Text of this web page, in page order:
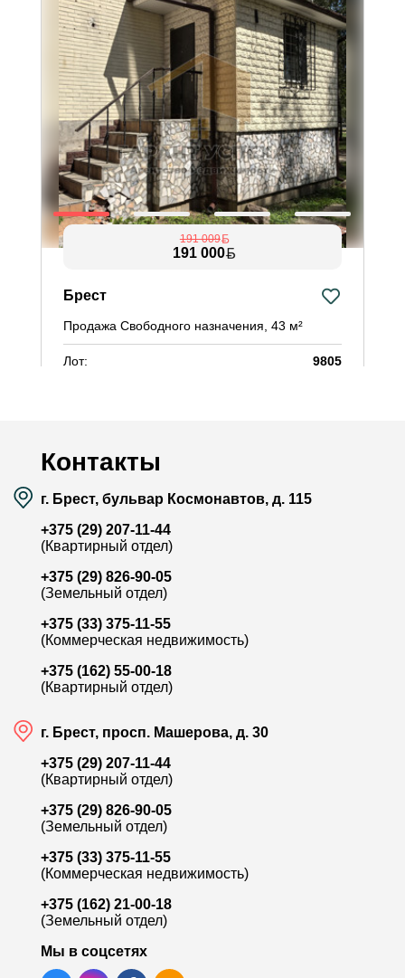
191 009
191 000
Брест
Продажа Свободного назначения, 43 м²
Лот:
9805
Контакты
г. Брест, бульвар Космонавтов, д. 115
+375 (29) 207-11-44
(Квартирный отдел)
+375 (29) 826-90-05
(Земельный отдел)
+375 (33) 375-11-55
(Коммерческая недвижимость)
+375 (162) 55-00-18
(Квартирный отдел)
г. Брест, просп. Машерова, д. 30
+375 (29) 207-11-44
(Квартирный отдел)
+375 (29) 826-90-05
(Земельный отдел)
+375 (33) 375-11-55
(Коммерческая недвижимость)
+375 (162) 21-00-18
(Земельный отдел)
Мы в соцсетях